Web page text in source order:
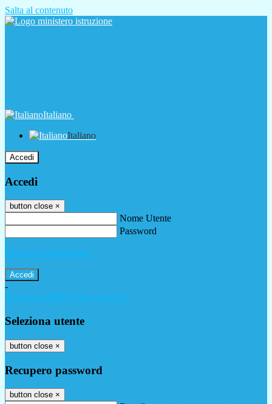
Salta al contenuto
Italiano
Italiano
Accedi
Accedi
button close ×
Nome Utente
Password
Password dimenticata?
-
Entra con SPID
Entra con CIE
Seleziona utente
button close ×
Recupero password
button close ×